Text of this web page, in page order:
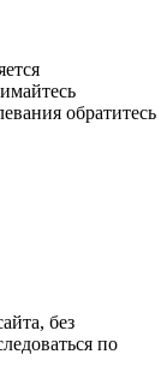
обратитесь
без
по